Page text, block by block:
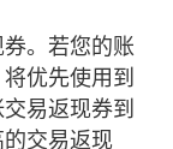
。若您的账
优先使用到
易返现券到
交易返现